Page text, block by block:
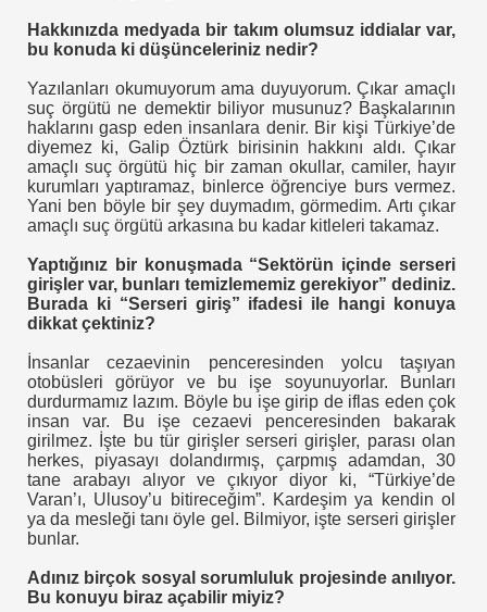
Hakkınızda medyada bir takım olumsuz iddialar var,
bu konuda ki düşünceleriniz nedir?
Yazılanları okumuyorum ama duyuyorum. Çıkar amaçlı
suç örgütü ne demektir biliyor musunuz? Başkalarının
haklarını gasp eden insanlara denir. Bir kişi Türkiye’de
diyemez ki, Galip Öztürk birisinin hakkını aldı. Çıkar
amaçlı suç örgütü hiç bir zaman okullar, camiler, hayır
kurumları yaptıramaz, binlerce öğrenciye burs vermez.
Yani ben böyle bir şey duymadım, görmedim. Artı çıkar
amaçlı suç örgütü arkasına bu kadar kitleleri takamaz.
Yaptığınız bir konuşmada “Sektörün içinde serseri
girişler var, bunları temizlememiz gerekiyor” dediniz.
Burada ki “Serseri giriş” ifadesi ile hangi konuya
dikkat çektiniz?
İnsanlar cezaevinin penceresinden yolcu taşıyan
otobüsleri görüyor ve bu işe soyunuyorlar. Bunları
durdurmamız lazım. Böyle bu işe girip de iflas eden çok
insan var. Bu işe cezaevi penceresinden bakarak
girilmez. İşte bu tür girişler serseri girişler, parası olan
herkes, piyasayı dolandırmış, çarpmış adamdan, 30
tane arabayı alıyor ve çıkıyor diyor ki, “Türkiye’de
Varan’ı, Ulusoy’u bitireceğim”. Kardeşim ya kendin ol
ya da mesleği tanı öyle gel. Bilmiyor, işte serseri girişler
bunlar.
Adınız birçok sosyal sorumluluk projesinde anılıyor.
Bu konuyu biraz açabilir miyiz?
Not Ettikleri
YE CEVABI
TAŞIMACILARI TEĞET GEÇTİ 2023 HEDEFLERİ
2023 ULAŞIM HEDEFLERİ HEDEF 2023
Tanımama Lüksü Varmı